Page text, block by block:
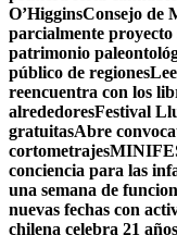
O’HigginsConsejo de
parcialmente
patrimonio
público de regiones
reencuentra con los
alrededoresFestival
gratuitasAbre
cortometrajes
conciencia para las
una semana de
nuevas fechas con
chilena celebra 21